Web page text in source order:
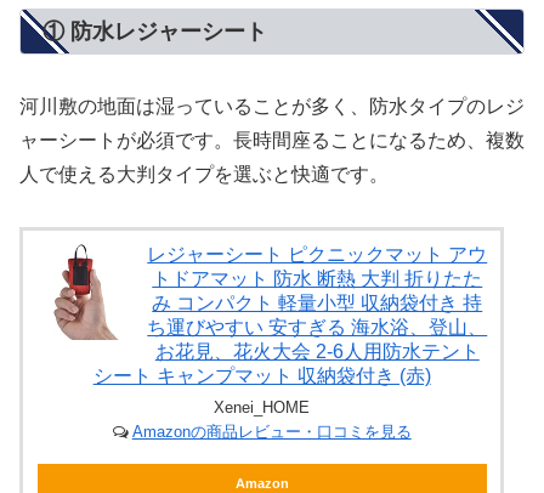
① 防水レジャーシート
河川敷の地面は湿っていることが多く、防水タイプのレジ
ャーシートが必須です。長時間座ることになるため、複数
人で使える大判タイプを選ぶと快適です。
レジャーシート ピクニックマット アウ
トドアマット 防水 断熱 大判 折りたた
み コンパクト 軽量小型 収納袋付き 持
ち運びやすい 安すぎる 海水浴、登山、
お花見、花火大会 2-6人用防水テント
シート キャンプマット 収納袋付き (赤)
Xenei_HOME
Amazonの商品レビュー・口コミを見る
Amazon